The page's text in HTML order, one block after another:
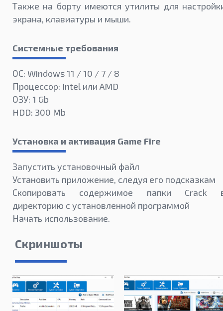
Также на борту имеются утилиты для
экрана, клавиатуры и мыши.
Системные требования
ОС: Windows 11 / 10 / 7 / 8
Процессор: Intel или AMD
ОЗУ: 1 Gb
HDD: 300 Mb
Установка и активация Game Fire
Запустить установочный файл
Установить приложение, следуя его подсказкам
Скопировать содержимое папки Crack
директорию с установленной программой
Начать использование.
Скриншоты